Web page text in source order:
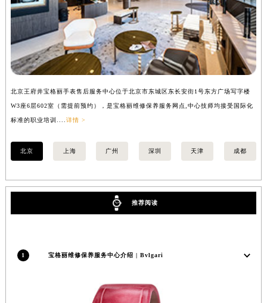
北京王府井宝格丽手表售后服务中心位于北京市东城区东长安街1号东方广场写字楼
W3座6层602室（需提前预约），是宝格丽维修保养服务网点,中心技师均接受国际化
标准的职业培训.... 详情 >
北京 上海 广州 深圳 天津 成都
推荐阅读
1 宝格丽维修保养服务中心介绍 | Bvlgari